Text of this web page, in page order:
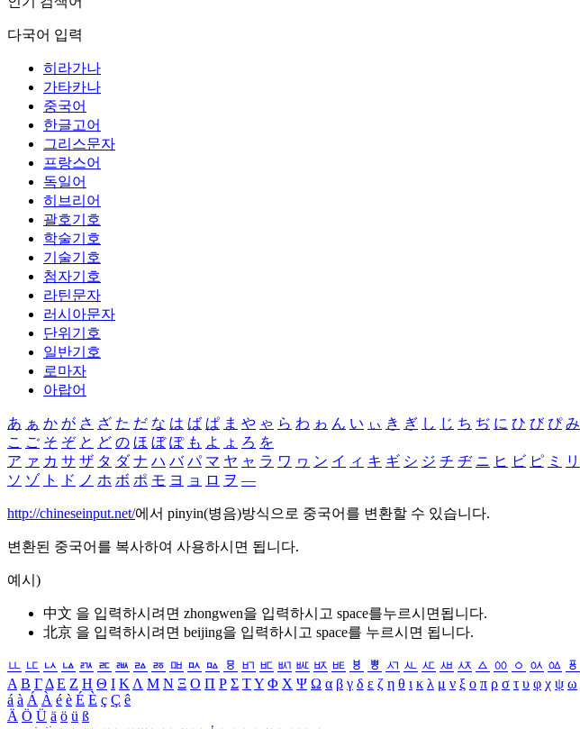
다국어 입력
히라가나
가타카나
중국어
한글고어
그리스문자
프랑스어
독일어
히브리어
괄호기호
학술기호
기술기호
첨자기호
라틴문자
러시아문자
단위기호
일반기호
로마자
아랍어
あ ぁ か が さ ざ た だ な は ば ぱ ま や ゃ ら わ ゎ ん い ぃ き ぎ し じ ち ぢ に ひ び ぴ み
こ ご そ ぞ と ど の ほ ぼ ぽ も よ ょ ろ を
ア ァ カ サ ザ タ ダ ナ ハ バ パ マ ヤ ャ ラ ワ ヮ ン イ ィ キ ギ シ ジ チ ヂ ニ ヒ ビ ピ ミ リ
ソ ゾ ト ド ノ ホ ボ ポ モ ヨ ョ ロ ヲ ―
http://chineseinput.net/에서 pinyin(병음)방식으로 중국어를 변환할 수 있습니다.
변환된 중국어를 복사하여 사용하시면 됩니다.
예시)
中文 을 입력하시려면 zhongwen을 입력하시고 space를누르시면됩니다.
北京 을 입력하시려면 beijing을 입력하시고 space를 누르시면 됩니다.
ㅥ ㅦ ㅧ ㅨ ㅩ ㅪ ㅫ ㅬ ㅭ ㅮ ㅯ ㅰ ㅱ ㅲ ㅳ ㅴ ㅵ ㅶ ㅷ ㅸ ㅹ ㅺ ㅻ ㅼ ㅽ ㅾ ㅿ ㆀ ㆁ ㆂ ㆃ ㆄ
Α Β ΓΔ Ε Ζ Η Θ Ι ΚΛ Μ Ν Ξ Ο Π Ρ Σ ΤΥ Φ Χ Ψ Ω α β γ δ ε ζ η θ ι κ λ μ ν ξ ο π ρ σ τ υ φ χ ψ ω
á à Á À é è É È ç Ç ê
Ä Ö Ü ä ö ü ß